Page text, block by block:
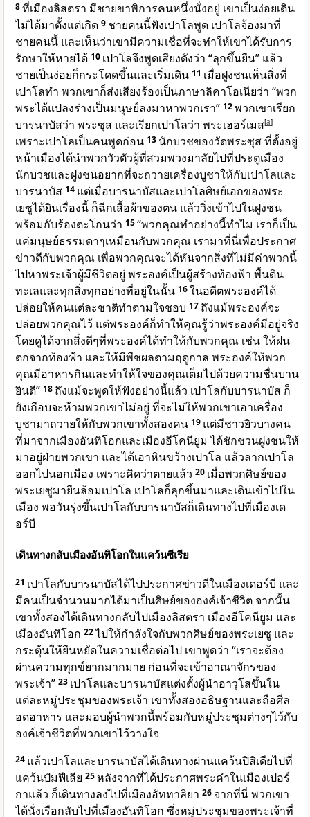
8ที่เมืองลิสตรา มีชายขาพิการคนหนึ่งนั่งอยู่ เขาเป็นง่อยเดิน
ไม่ได้มาตั้งแต่เกิด 9 ชายคนนี้ฟังเปาโลพูด เปาโลจ้องมาที่
ชายคนนี้ และเห็นว่าเขามีความเชื่อที่จะทำให้เขาได้รับการ
รักษาให้หายได้ 10 เปาโลจึงพูดเสียงดังว่า “ลุกขึ้นยืน” แล้ว
ชายเป็นง่อยก็กระโดดขึ้นและเริ่มเดิน 11 เมื่อฝูงชนเห็นสิ่งที่
เปาโลทำ พวกเขาก็ส่งเสียงร้องเป็นภาษาลิคาโอเนียว่า “พวก
พระได้แปลงร่างเป็นมนุษย์ลงมาหาพวกเรา” 12พวกเขาเรียก
บารนาบัสว่า พระซุส และเรียกเปาโลว่า พระเฮอร์เมส[a]
เพราะเปาโลเป็นคนพูดก่อน 13 นักบวชของวัดพระซุส ที่ตั้งอยู่
หน้าเมืองได้นำพวกวัวตัวผู้ที่สวมพวงมาลัยไปที่ประตูเมือง
นักบวชและฝูงชนอยากที่จะถวายเครื่องบูชาให้กับเปาโลและ
บารนาบัส 14 แต่เมื่อบารนาบัสและเปาโลศิษย์เอกของพระ
เยซูได้ยินเรื่องนี้ ก็ฉีกเสื้อผ้าของตน แล้ววิ่งเข้าไปในฝูงชน
พร้อมกับร้องตะโกนว่า 15“พวกคุณทำอย่างนี้ทำไม เราก็เป็น
แค่มนุษย์ธรรมดาๆเหมือนกับพวกคุณ เรามาที่นี่เพื่อประกาศ
ข่าวดีกับพวกคุณ เพื่อพวกคุณจะได้หันจากสิ่งที่ไม่มีค่าพวกนี้
ไปหาพระเจ้าผู้มีชีวิตอยู่ พระองค์เป็นผู้สร้างท้องฟ้า พื้นดิน
ทะเลและทุกสิ่งทุกอย่างที่อยู่ในนั้น 16ในอดีตพระองค์ได้
ปล่อยให้คนแต่ละชาติทำตามใจชอบ 17 ถึงแม้พระองค์จะ
ปล่อยพวกคุณไว้ แต่พระองค์ก็ทำให้คุณรู้ว่าพระองค์มีอยู่จริง
โดยดูได้จากสิ่งดีๆที่พระองค์ได้ทำให้กับพวกคุณ เช่น ให้ฝน
ตกจากท้องฟ้า และให้มีพืชผลตามฤดูกาล พระองค์ให้พวก
คุณมีอาหารกินและทำให้ใจของคุณเต็มไปด้วยความชื่นบาน
ยินดี” 18 ถึงแม้จะพูดให้ฟังอย่างนี้แล้ว เปาโลกับบารนาบัส ก็
ยังเกือบจะห้ามพวกเขาไม่อยู่ ที่จะไม่ให้พวกเขาเอาเครื่อง
บูชามาถวายให้กับพวกเขาทั้งสองคน 19 แต่มีชาวยิวบางคน
ที่มาจากเมืองอันทิโอกและเมืองอีโคนียูม ได้ชักชวนฝูงชนให้
มาอยู่ฝ่ายพวกเขา และได้เอาหินขว้างเปาโล แล้วลากเปาโล
ออกไปนอกเมือง เพราะคิดว่าตายแล้ว 20 เมื่อพวกศิษย์ของ
พระเยซูมายืนล้อมเปาโล เปาโลก็ลุกขึ้นมาและเดินเข้าไปใน
เมือง พอวันรุ่งขึ้นเปาโลกับบารนาบัสก็เดินทางไปที่เมืองเด
อร์บี
เดินทางกลับเมืองอันทิโอกในแคว้นซีเรีย
21 เปาโลกับบารนาบัสได้ไปประกาศข่าวดีในเมืองเดอร์บี และ
มีคนเป็นจำนวนมากได้มาเป็นศิษย์ขององค์เจ้าชีวิต จากนั้น
เขาทั้งสองได้เดินทางกลับไปเมืองลิสตรา เมืองอีโคนียูม และ
เมืองอันทิโอก 22ไปให้กำลังใจกับพวกศิษย์ของพระเยซู และ
กระตุ้นให้ยืนหยัดในความเชื่อต่อไป เขาพูดว่า “เราจะต้อง
ผ่านความทุกข์ยากมากมาย ก่อนที่จะเข้าอาณาจักรของ
พระเจ้า” 23 เปาโลและบารนาบัสแต่งตั้งผู้นำอาวุโสขึ้นใน
แต่ละหมู่ประชุมของพระเจ้า เขาทั้งสองอธิษฐานและถือศีล
อดอาหาร และมอบผู้นำพวกนี้พร้อมกับหมู่ประชุมต่างๆไว้กับ
องค์เจ้าชีวิตที่พวกเขาไว้วางใจ
24 แล้วเปาโลและบารนาบัสได้เดินทางผ่านแคว้นปิสิเดียไปที่
แคว้นปัมฟีเลีย 25หลังจากที่ได้ประกาศพระคำในเมืองเปอร์
กาแล้ว ก็เดินทางลงไปที่เมืองอัททาลิยา 26 จากที่นี่ พวกเขา
ได้นั่งเรือกลับไปที่เมืองอันทิโอก ซึ่งหมู่ประชุมของพระเจ้าที่